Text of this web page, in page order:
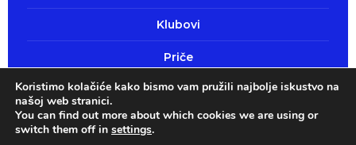
Klubovi
Priče
Pokaži srce
Koristimo kolačiće kako bismo vam pružili najbolje iskustvo na
našoj web stranici.
You can find out more about which cookies we are using or
switch them off in settings.